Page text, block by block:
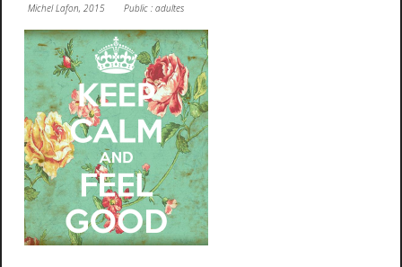
Michel Lafon, 2015 Public : adultes